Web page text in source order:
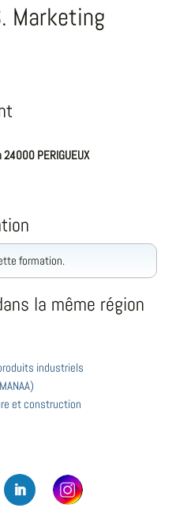
Marketing
PERIGUEUX
formation.
la même région
industriels
et construction